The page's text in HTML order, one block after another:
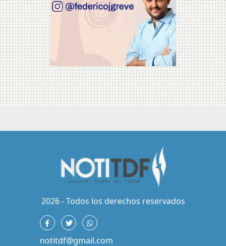
2026 - Todos los derechos reservados
notitdf@gmail.com